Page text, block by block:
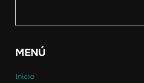
MENÚ
Inicio